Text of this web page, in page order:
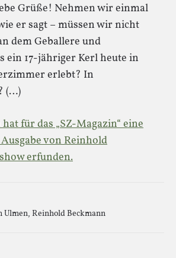
Grüße! Nehmen wir einmal
er sagt – müssen wir nicht
dem Geballere und
ein 17-jähriger Kerl heute in
erlebt? In
(…)
für das „SZ-Magazin“ eine
von Reinhold
erfunden.
Ulmen, Reinhold Beckmann